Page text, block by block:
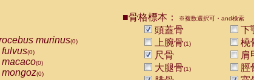
(0)
(0)
(0)
(0)
murinus(0)
(0)
(0)
(0)
■骨格標本： ※複数選択可・and検索
頭蓋骨 下
上腕骨(1) 橈
尺骨 肩
大腿骨(1) 脛